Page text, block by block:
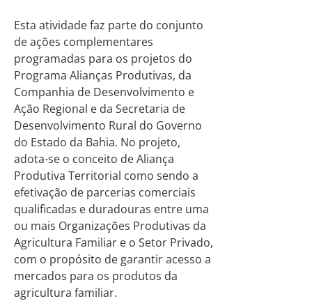
Esta atividade faz parte do conjunto
de ações complementares
programadas para os projetos do
Programa Alianças Produtivas, da
Companhia de Desenvolvimento e
Ação Regional e da Secretaria de
Desenvolvimento Rural do Governo
do Estado da Bahia. No projeto,
adota-se o conceito de Aliança
Produtiva Territorial como sendo a
efetivação de parcerias comerciais
qualificadas e duradouras entre uma
ou mais Organizações Produtivas da
Agricultura Familiar e o Setor Privado,
com o propósito de garantir acesso a
mercados para os produtos da
agricultura familiar.